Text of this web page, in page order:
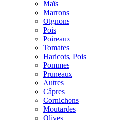
Maïs
Marrons
Oignons
Pois
Poireaux
Tomates
Haricots, Pois
Pommes
Pruneaux
Autres
Câpres
Cornichons
Moutardes
Olives